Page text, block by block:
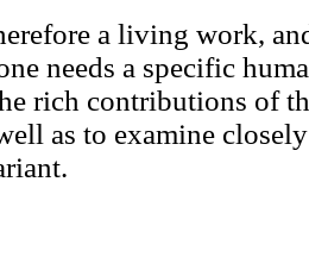
a living work,
needs a specific
rich contributions of
as to examine